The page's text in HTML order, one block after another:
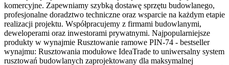
komercyjne. Zapewniamy szybką dostawę sprzętu budowlanego,
profesjonalne doradztwo techniczne oraz wsparcie na każdym etapie
realizacji projektu. Współpracujemy z firmami budowlanymi,
deweloperami oraz inwestorami prywatnymi. Najpopularniejsze
produkty w wynajmie Rusztowanie ramowe PIN-74 - bestseller
wynajmu: Rusztowania modułowe IdeaTrade to uniwersalny system
rusztowań budowlanych zaprojektowany dla maksymalnej